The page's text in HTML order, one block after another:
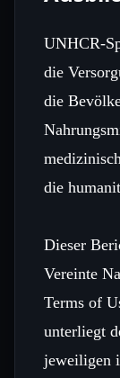
die
die
die
Dieser
Vereinte
Terms of
unterliegt
jeweiligen